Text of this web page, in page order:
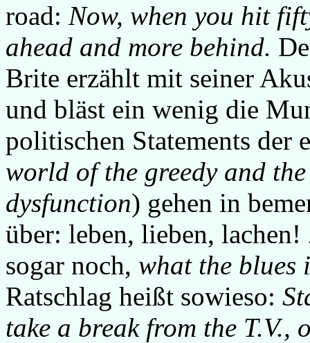
road: Now, when you hit
ahead and more behind.
Brite erzählt mit seiner
und bläst ein wenig die
politischen Statements der
world of the greedy and
dysfunction) gehen in
über: leben, lieben,
sogar noch, what the blues
Ratschlag heißt sowieso:
take a break from the T.V.,